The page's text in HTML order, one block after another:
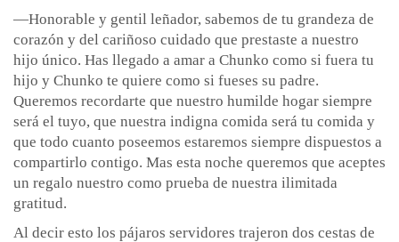
—Honorable y gentil leñador, sabemos de tu grandeza de
corazón y del cariñoso cuidado que prestaste a nuestro
hijo único. Has llegado a amar a Chunko como si fuera tu
hijo y Chunko te quiere como si fueses su padre.
Queremos recordarte que nuestro humilde hogar siempre
será el tuyo, que nuestra indigna comida será tu comida y
que todo cuanto poseemos estaremos siempre dispuestos a
compartirlo contigo. Mas esta noche queremos que aceptes
un regalo nuestro como prueba de nuestra ilimitada
gratitud.
Al decir esto los pájaros servidores trajeron dos cestas de